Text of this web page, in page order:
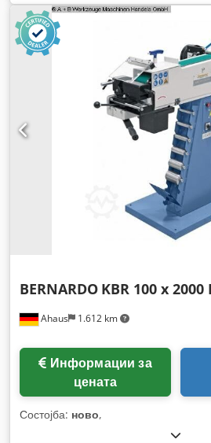
Ahaus 1.612 km
BERNARDO KBR 100 x 2000
цената
Состојба: ново,